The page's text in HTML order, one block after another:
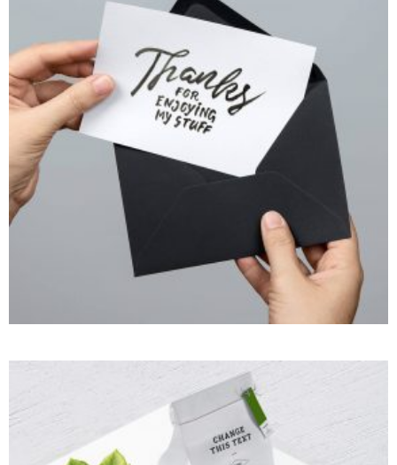
SMALL THUMBS FULL WIDTH
CGI Motion